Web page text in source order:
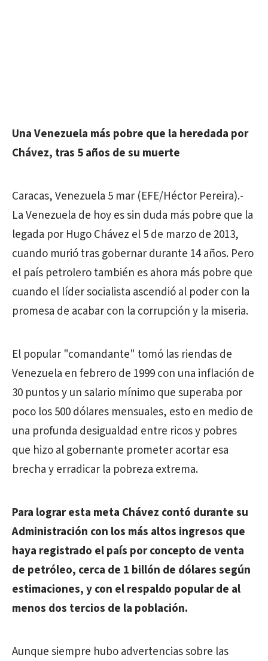
Una Venezuela más pobre que la heredada por
Chávez, tras 5 años de su muerte
Caracas, Venezuela 5 mar (EFE/Héctor Pereira).-
La Venezuela de hoy es sin duda más pobre que la
legada por Hugo Chávez el 5 de marzo de 2013,
cuando murió tras gobernar durante 14 años. Pero
el país petrolero también es ahora más pobre que
cuando el líder socialista ascendió al poder con la
promesa de acabar con la corrupción y la miseria.
El popular "comandante" tomó las riendas de
Venezuela en febrero de 1999 con una inflación de
30 puntos y un salario mínimo que superaba por
poco los 500 dólares mensuales, esto en medio de
una profunda desigualdad entre ricos y pobres
que hizo al gobernante prometer acortar esa
brecha y erradicar la pobreza extrema.
Para lograr esta meta Chávez contó durante su
Administración con los más altos ingresos que
haya registrado el país por concepto de venta
de petróleo, cerca de 1 billón de dólares según
estimaciones, y con el respaldo popular de al
menos dos tercios de la población.
Aunque siempre hubo advertencias sobre las